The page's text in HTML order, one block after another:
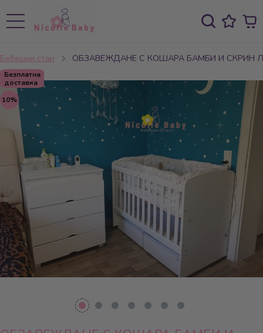
Бебешки стаи ОБЗАВЕЖДАНЕ С КОШАРА БАМБИ И СКРИН
Безплатна
доставка
10%